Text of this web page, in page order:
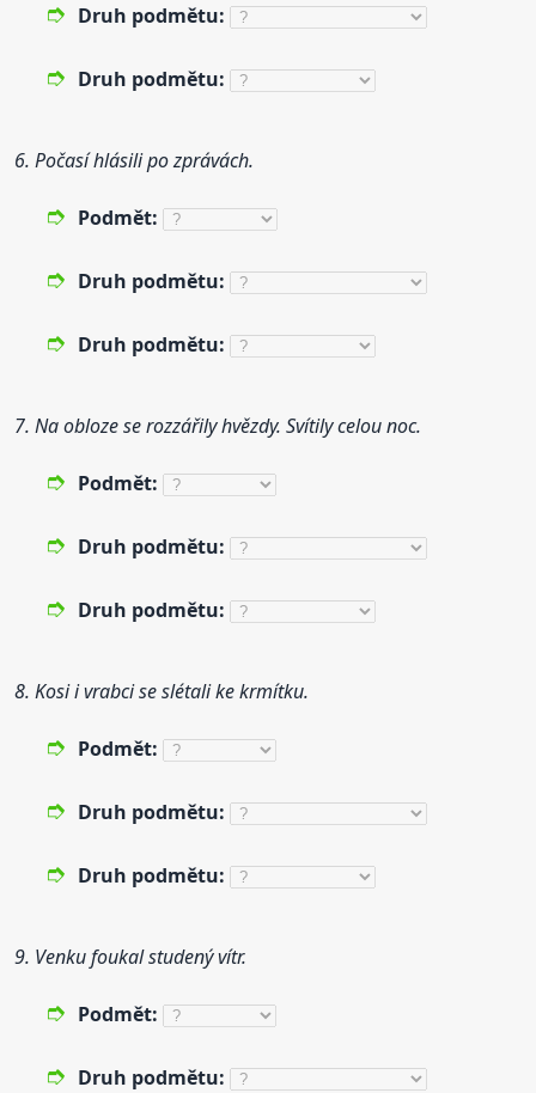
Druh podmětu:
Druh podmětu:
6. Počasí hlásili po zprávách.
Podmět:
Druh podmětu:
Druh podmětu:
7. Na obloze se rozzářily hvězdy. Svítily celou noc.
Podmět:
Druh podmětu:
Druh podmětu:
8. Kosi i vrabci se slétali ke krmítku.
Podmět:
Druh podmětu:
Druh podmětu:
9. Venku foukal studený vítr.
Podmět:
Druh podmětu: